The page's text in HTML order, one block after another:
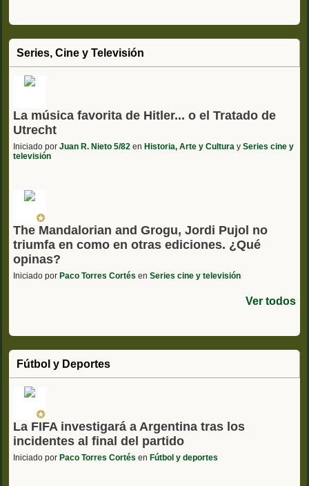
Series, Cine y Televisión
La música favorita de Hitler... o el Tratado de
Utrecht
Iniciado por Juan R. Nieto 5/82 en Historia, Arte y Cultura y Series cine y
televisión
The Mandalorian and Grogu, Jordi Pujol no
triumfa en como en otras ediciones. ¿Qué
opinas?
Iniciado por Paco Torres Cortés en Series cine y televisión
Ver todos
Fútbol y Deportes
La FIFA investigará a Argentina tras los
incidentes al final del partido
Iniciado por Paco Torres Cortés en Fútbol y deportes